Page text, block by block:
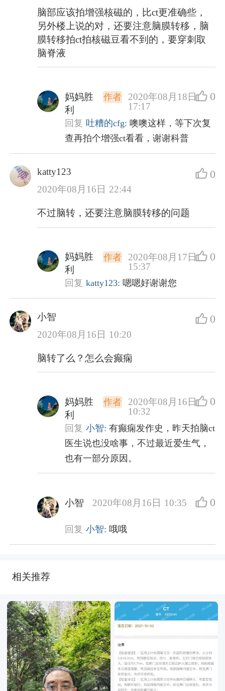
脑部应该拍增强核磁的，比ct更准确些，
另外楼上说的对，还要注意脑膜转移，脑
膜转移拍ct拍核磁豆看不到的，要穿刺取
脑脊液
妈妈胜
利
作者
2020年08月18日
17:17
0
回复 吐糟的cfg: 噢噢这样，等下次复
查再拍个增强ct看看，谢谢科普
katty123
2020年08月16日 22:44
0
不过脑转，还要注意脑膜转移的问题
妈妈胜
利
作者
2020年08月17日
15:37
0
回复 katty123: 嗯嗯好谢谢您
小智
2020年08月16日 10:20
0
脑转了么？怎么会癫痫
妈妈胜
利
作者
2020年08月16日
10:32
0
回复 小智: 有癫痫发作史，昨天拍脑ct
医生说也没啥事，不过最近爱生气，
也有一部分原因。
小智 2020年08月16日 10:35 0
回复 小智: 哦哦
相关推荐